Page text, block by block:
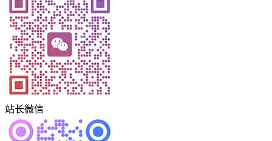
站长微信